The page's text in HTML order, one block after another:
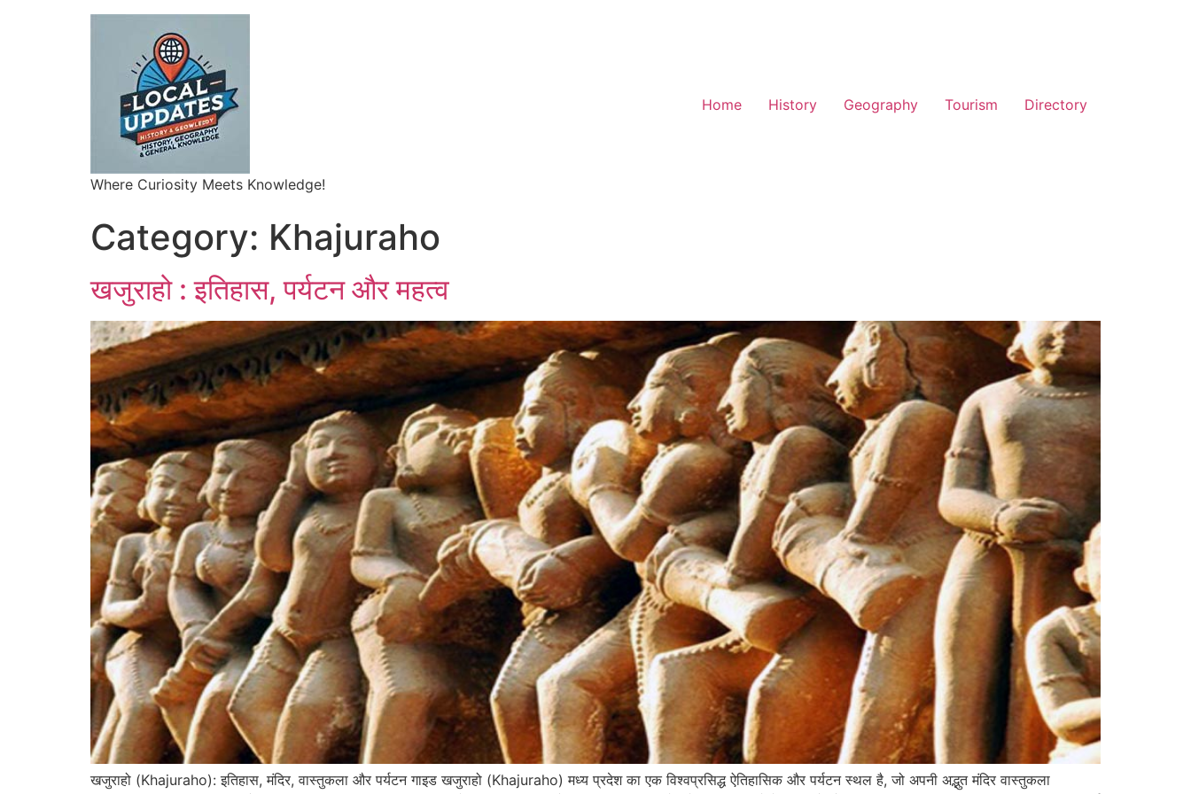
Where Curiosity Meets Knowledge!
Home History Geography Tourism Directory
Category: Khajuraho
खजुराहो : इतिहास, पर्यटन और महत्व
खजुराहो (Khajuraho): इतिहास, मंदिर, वास्तुकला और पर्यटन गाइड खजुराहो (Khajuraho) मध्य प्रदेश का एक विश्वप्रसिद्ध ऐतिहासिक और पर्यटन स्थल है, जो अपनी अद्भुत मंदिर वास्तुकला